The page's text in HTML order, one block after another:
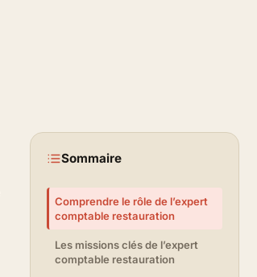
Sommaire
Comprendre le rôle de l’expert
comptable restauration
Les missions clés de l’expert
comptable restauration